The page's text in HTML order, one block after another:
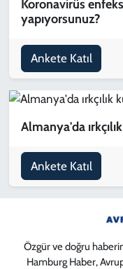
Koronavirüs
yapıyorsunuz?
Ankete Katıl
Almanya'da
Ankete Katıl
Özgür ve doğru
Hamburg Haber,
KADIN
YAZARLAR